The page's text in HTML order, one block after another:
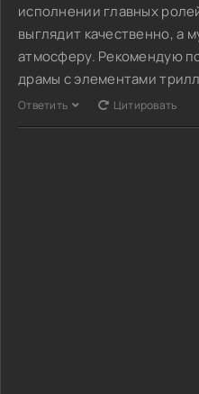
исполнении главных
выглядит качественно, а
атмосферу. Рекомендую
драмы с элементами
Ответить Цитировать